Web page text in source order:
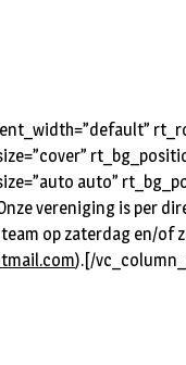
auto”
vereniging is per
op zaterdag en/of
).[/